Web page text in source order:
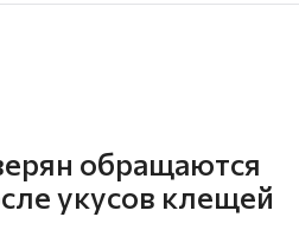
обращаются
укусов клещей